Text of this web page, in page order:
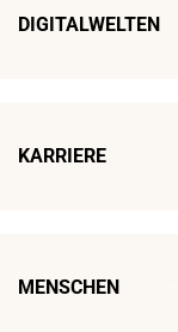
DIGITALWELTEN
KARRIERE
MENSCHEN